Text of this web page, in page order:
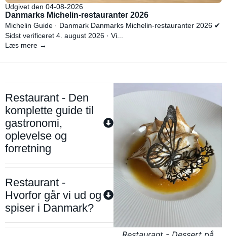
Udgivet den 04-08-2026
Danmarks Michelin-restauranter 2026
Michelin Guide · Danmark Danmarks Michelin-restauranter 2026 ✔
Sidst verificeret 4. august 2026 · Vi...
Læs mere →
Restaurant - Den
komplette guide til
gastronomi,
oplevelse og
forretning
Restaurant -
Hvorfor går vi ud og
spiser i Danmark?